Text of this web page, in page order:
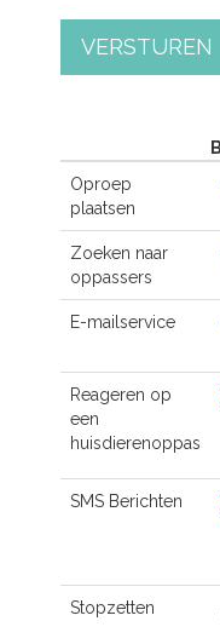
VERSTUREN
Oproep
plaatsen
Zoeken naar
oppassers
E-mailservice
Reageren op
een
huisdierenoppas
SMS Berichten
Stopzetten